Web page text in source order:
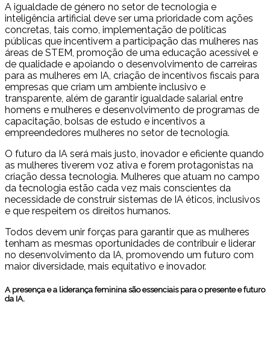
A igualdade de género no setor de tecnologia e
inteligência artificial deve ser uma prioridade com ações
concretas, tais como, implementação de políticas
públicas que incentivem a participação das mulheres nas
áreas de STEM, promoção de uma educação acessível e
de qualidade e apoiando o desenvolvimento de carreiras
para as mulheres em IA, criação de incentivos fiscais para
empresas que criam um ambiente inclusivo e
transparente, além de garantir igualdade salarial entre
homens e mulheres e desenvolvimento de programas de
capacitação, bolsas de estudo e incentivos a
empreendedores mulheres no setor de tecnologia.
O futuro da IA será mais justo, inovador e eficiente quando
as mulheres tiverem voz ativa e forem protagonistas na
criação dessa tecnologia. Mulheres que atuam no campo
da tecnologia estão cada vez mais conscientes da
necessidade de construir sistemas de IA éticos, inclusivos
e que respeitem os direitos humanos.
Todos devem unir forças para garantir que as mulheres
tenham as mesmas oportunidades de contribuir e liderar
no desenvolvimento da IA, promovendo um futuro com
maior diversidade, mais equitativo e inovador.
A presença e a liderança feminina são essenciais para o presente e futuro
da IA.